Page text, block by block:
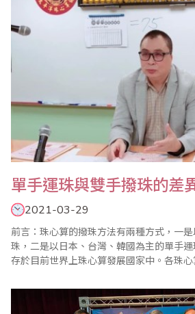
單手運珠與雙手撥珠的差
2021-03-29
前言：珠心算的撥珠方法有兩種方式，一
珠，二是以日本、台灣、韓國為主的單手
存於目前世界上珠心算發展國家中。各珠
遞，最早接觸的資訊，往往成為首要的依
的因素，珠心算進入很多國家成為新的兒